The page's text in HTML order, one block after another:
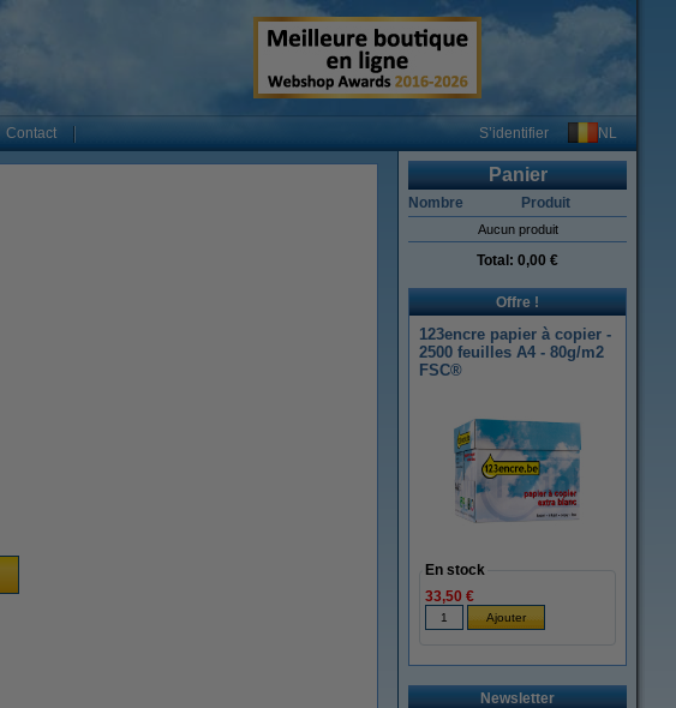
Contact S’identifier NL
agrandir
Panier
Nombre Produit
Aucun produit
Total: 0,00 €
Offre !
123encre papier à copier -
2500 feuilles A4 - 80g/m2
FSC®
En stock
33,50 €
Newsletter